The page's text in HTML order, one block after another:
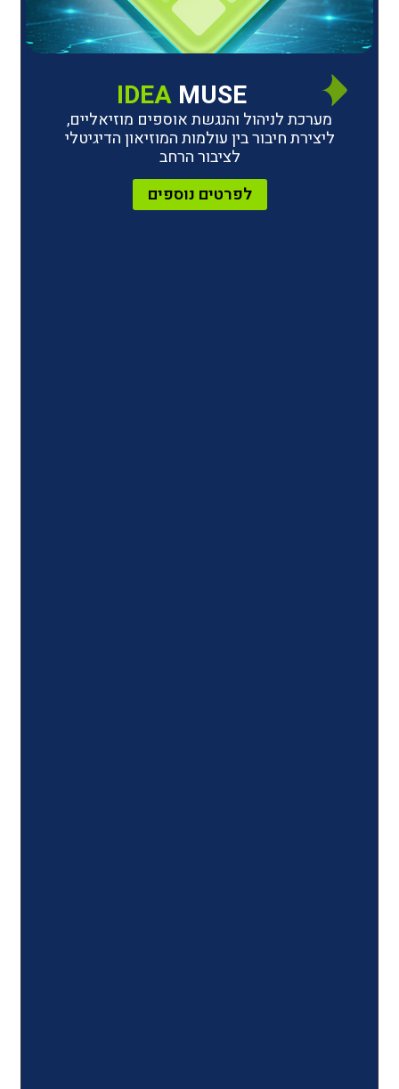
IDEA MUSE
והנגשת אוספים מוזיאליים,
בין עולמות המוזיאון הדיגיטלי